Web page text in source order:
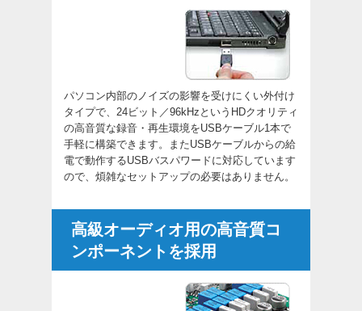
パソコン内部のノイズの影響を受けにくい外付け
タイプで、24ビット／96kHzというHDクオリティ
の高音質な録音・再生環境をUSBケーブル1本で
手軽に構築できます。またUSBケーブルからの給
電で動作するUSBバスパワードに対応しています
ので、煩雑なセットアップの必要はありません。
高級オーディオ用の高音質コ
ンポーネントを採用